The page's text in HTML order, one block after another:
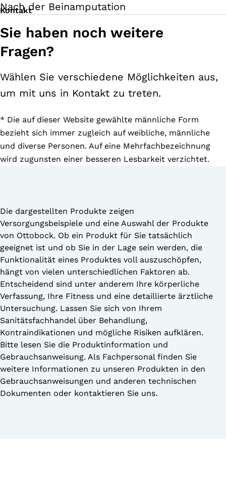
Nach der Beinamputation
Kontakt
Sie haben noch weitere
Fragen?
Wählen Sie verschiedene Möglichkeiten aus,
um mit uns in Kontakt zu treten.
* Die auf dieser Website gewählte männliche Form
bezieht sich immer zugleich auf weibliche, männliche
und diverse Personen. Auf eine Mehrfachbezeichnung
wird zugunsten einer besseren Lesbarkeit verzichtet.
Die dargestellten Produkte zeigen
Versorgungsbeispiele und eine Auswahl der Produkte
von Ottobock. Ob ein Produkt für Sie tatsächlich
geeignet ist und ob Sie in der Lage sein werden, die
Funktionalität eines Produktes voll auszuschöpfen,
hängt von vielen unterschiedlichen Faktoren ab.
Entscheidend sind unter anderem Ihre körperliche
Verfassung, Ihre Fitness und eine detaillierte ärztliche
Untersuchung. Lassen Sie sich von Ihrem
Sanitätsfachhandel über Behandlung,
Kontraindikationen und mögliche Risiken aufklären.
Bitte lesen Sie die Produktinformation und
Gebrauchsanweisung. Als Fachpersonal finden Sie
weitere Informationen zu unseren Produkten in den
Gebrauchsanweisungen und anderen technischen
Dokumenten oder kontaktieren Sie uns.